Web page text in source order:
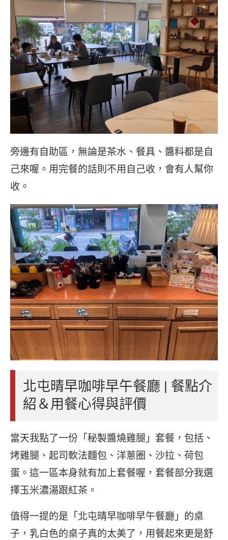
旁邊有自助區，無論是茶水、餐具、醬料都是自
己來喔。用完餐的話則不用自己收，會有人幫你
收。
北屯晴早咖啡早午餐廳 | 餐點介
紹＆用餐心得與評價
當天我點了一份「秘製醬燒雞腿」套餐，包括、
烤雞腿、起司軟法麵包、洋蔥圈、沙拉、荷包
蛋。這一區本身就有加上套餐喔，套餐部分我選
擇玉米濃湯跟紅茶。
值得一提的是「北屯晴早咖啡早午餐廳」的桌
子，乳白色的桌子真的太美了，用餐起來更是舒